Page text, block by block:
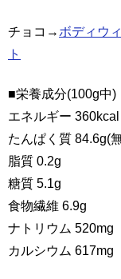
チョコ→ ボディウ
ト
■栄養成分(100g中)
エネルギー 360kcal
たんぱく質 84.6g(
脂質 0.2g
糖質 5.1g
食物繊維 6.9g
ナトリウム 520mg
カルシウム 617mg